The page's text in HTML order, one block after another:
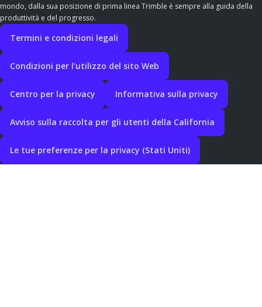
mondo, dalla sua posizione di prima linea Trimble è sempre alla guida della
produttività e del progresso.
Termini e condizioni legali
Condizioni per l'utilizzo del sito Web
Centro per la privacy Informativa sulla privacy
Avviso sulla raccolta per gli utenti della California
Le tue preferenze per la privacy (Stati Uniti)